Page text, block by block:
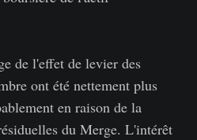
de l'effet de levier des
ont été nettement plus
en raison de la
du Merge. L'intérêt